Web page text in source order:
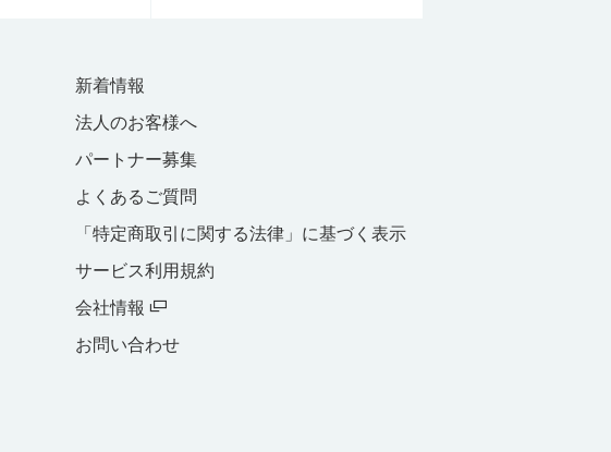
新着情報
法人のお客様へ
パートナー募集
よくあるご質問
「特定商取引に関する法律」に基づく表示
サービス利用規約
会社情報
お問い合わせ